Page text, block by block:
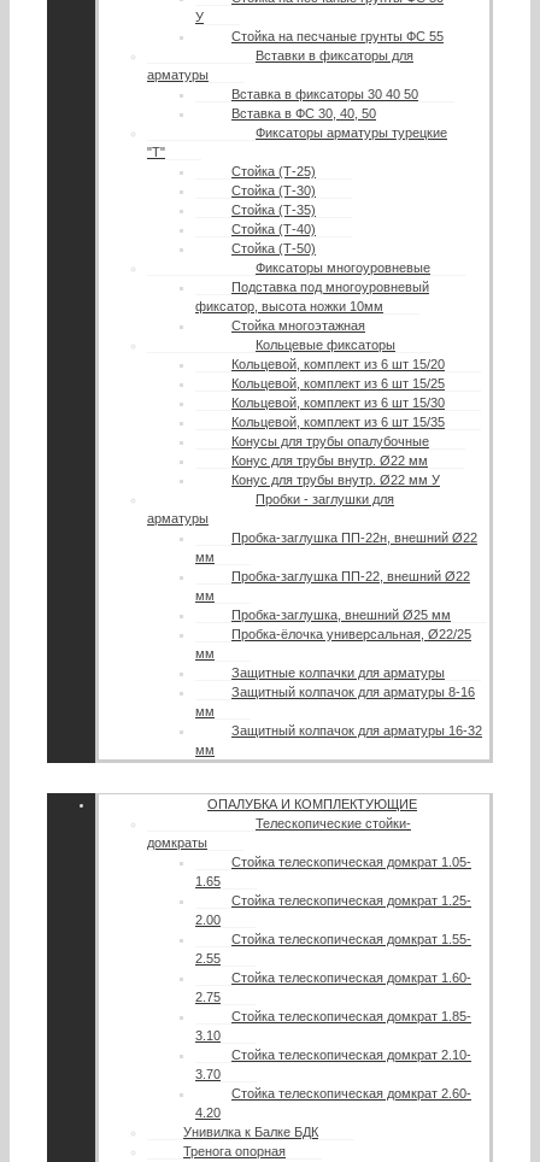
У
Стойка на песчаные грунты ФС 55
Вставки в фиксаторы для
арматуры
Вставка в фиксаторы 30 40 50
Вставка в ФС 30, 40, 50
Фиксаторы арматуры турецкие
"Т"
Стойка (Т-25)
Стойка (Т-30)
Стойка (Т-35)
Стойка (Т-40)
Стойка (Т-50)
Фиксаторы многоуровневые
Подставка под многоуровневый
фиксатор, высота ножки 10мм
Стойка многоэтажная
Кольцевые фиксаторы
Кольцевой, комплект из 6 шт 15/20
Кольцевой, комплект из 6 шт 15/25
Кольцевой, комплект из 6 шт 15/30
Кольцевой, комплект из 6 шт 15/35
Конусы для трубы опалубочные
Конус для трубы внутр. Ø22 мм
Конус для трубы внутр. Ø22 мм У
Пробки - заглушки для
арматуры
Пробка-заглушка ПП-22н, внешний Ø22
мм
Пробка-заглушка ПП-22, внешний Ø22
мм
Пробка-заглушка, внешний Ø25 мм
Пробка-ёлочка универсальная, Ø22/25
мм
Защитные колпачки для арматуры
Защитный колпачок для арматуры 8-16
мм
Защитный колпачок для арматуры 16-32
мм
ОПАЛУБКА И КОМПЛЕКТУЮЩИЕ
Телескопические стойки-
домкраты
Стойка телескопическая домкрат 1.05-
1.65
Стойка телескопическая домкрат 1.25-
2.00
Стойка телескопическая домкрат 1.55-
2.55
Стойка телескопическая домкрат 1.60-
2.75
Стойка телескопическая домкрат 1.85-
3.10
Стойка телескопическая домкрат 2.10-
3.70
Стойка телескопическая домкрат 2.60-
4.20
Унивилка к Балке БДК
Тренога опорная